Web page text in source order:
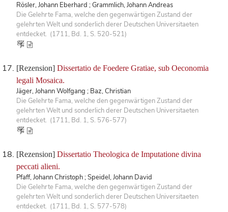
Rösler, Johann Eberhard ; Grammlich, Johann Andreas
Die Gelehrte Fama, welche den gegenwärtigen Zustand der
gelehrten Welt und sonderlich derer Deutschen Universitaeten
entdecket. (1711, Bd. 1, S. 520-521)
[Rezension] Dissertatio de Foedere Gratiae, sub Oeconomia
legali Mosaica.
Jäger, Johann Wolfgang ; Baz, Christian
Die Gelehrte Fama, welche den gegenwärtigen Zustand der
gelehrten Welt und sonderlich derer Deutschen Universitaeten
entdecket. (1711, Bd. 1, S. 576-577)
[Rezension] Dissertatio Theologica de Imputatione divina
peccati alieni.
Pfaff, Johann Christoph ; Speidel, Johann David
Die Gelehrte Fama, welche den gegenwärtigen Zustand der
gelehrten Welt und sonderlich derer Deutschen Universitaeten
entdecket. (1711, Bd. 1, S. 577-578)